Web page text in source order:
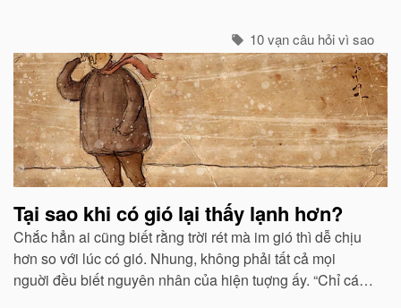
10 vạn câu hỏi vì sao
Tại sao khi có gió lại thấy lạnh hơn?
Chắc hẳn ai cũng biết rằng trời rét mà im gió thì dễ chịu
hơn so với lúc có gió. Nhung, không phải tất cả mọi
nguời đều biết nguyên nhân của hiện tuợng ấy. “Chỉ các